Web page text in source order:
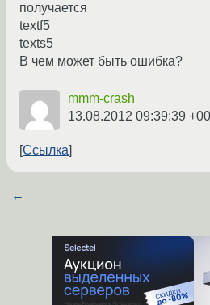
получается
textf5
texts5
В чем может быть ошибка?
mmm-crash
13.08.2012 09:39:39
Ссылка
←